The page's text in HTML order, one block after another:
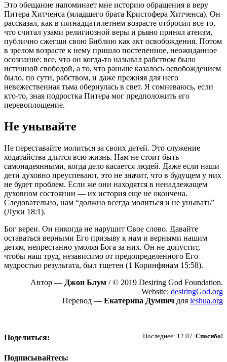
Это обещание напоминает мне историю обращения в веру
Питера Хитченса (младшего брата Кристофера Хитченса). Он
рассказал, как в пятнадцатилетнем возрасте отбросил все то,
что считал узами религиозной веры и рьяно принял атеизм,
публично сжегши свою Библию как акт освобождения. Потом
в зрелом возрасте к нему пришло постепенное, неожиданное
осознание: все, что он когда-то называл рабством было
истинной свободой, а то, что раньше казалось освобождением
было, по сути, рабством, и даже прежняя для него
невежественная тьма обернулась в свет. Я сомневаюсь, если
кто-то, зная подростка Питера мог предположить его
перевоплощение.
Не унывайте
Не переставайте молиться за своих детей. Это служение
ходатайства длится всю жизнь. Нам не стоит быть
самонадеянными, когда дело касается людей. Даже если наши
дети духовно преуспевают, это не значит, что в будущем у них
не будет проблем. Если же они находятся в ненадлежащем
духовном состоянии — их история еще не окончена.
Следовательно, нам “должно всегда молиться и не унывать”
(Луки 18:1).
Бог верен. Он никогда не нарушит Свое слово. Давайте
оставаться верными Его призыву к нам и верными нашим
детям, непрестанно умоляя Бога за них. Он не допустит,
чтобы наш труд, независимо от предопределенного Его
мудростью результата, был тщетен (1 Коринфянам 15:58).
Автор — Джон Блум / © 2019 Desiring God Foundation.
Website: desiringGod.org
Перевод — Екатерина Думнич для ieshua.org
Последнее: 12.07. Спасибо!
Поделиться:
Подписывайтесь: